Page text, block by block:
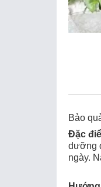
Bảo
Đặc
dưỡng
ngày.